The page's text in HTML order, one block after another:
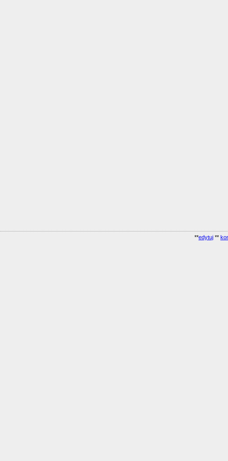
**edytuj **